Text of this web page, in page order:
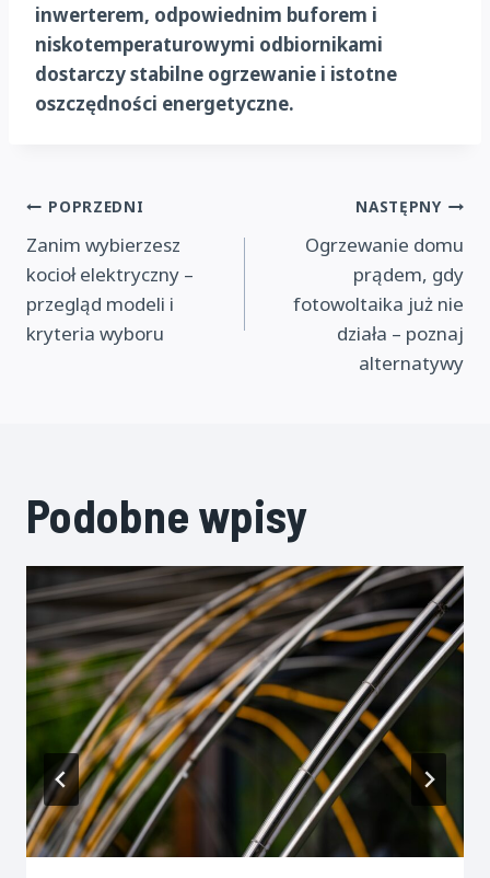
inwerterem, odpowiednim buforem i
niskotemperaturowymi odbiornikami
dostarczy stabilne ogrzewanie i istotne
oszczędności energetyczne.
Nawigacja
wpisu
POPRZEDNI
Zanim wybierzesz
kocioł elektryczny –
przegląd modeli i
kryteria wyboru
NASTĘPNY
Ogrzewanie domu
prądem, gdy
fotowoltaika już nie
działa – poznaj
alternatywy
Podobne wpisy